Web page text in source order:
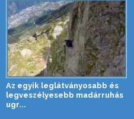
Az egyik leglátványosabb és
legveszélyesebb madárruhás
ugr...